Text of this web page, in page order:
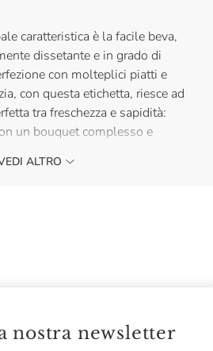
caratteristica è la facile beva,
dissetante e in grado di
con molteplici piatti e
con questa etichetta, riesce ad
tra freschezza e sapidità:
un bouquet complesso e
di erbe aromatiche.
ALTRO
nostra newsletter